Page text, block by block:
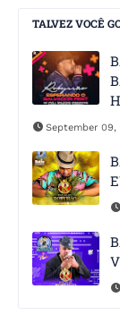
TALVEZ VOCÊ
September 09,